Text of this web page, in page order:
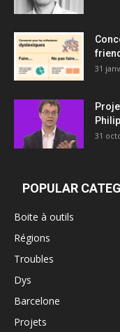
31
31
POPULAR
Boite à outils
Régions
Troubles
Dys
Barcelone
Projets